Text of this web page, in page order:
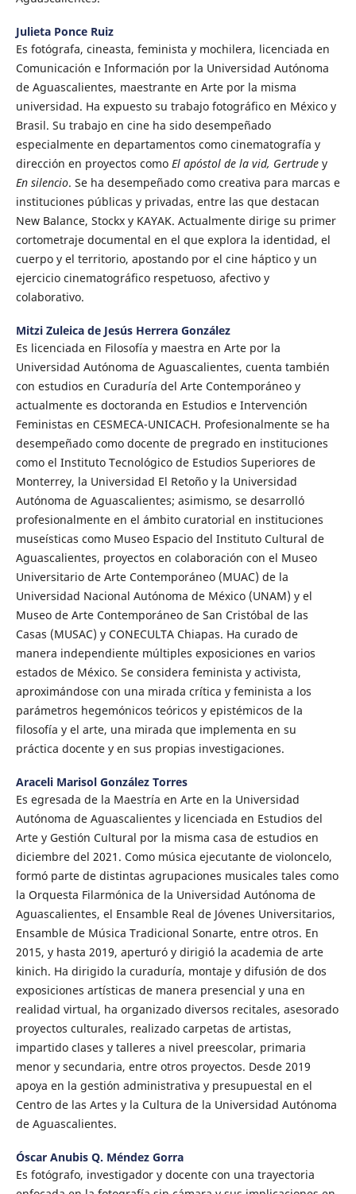
Julieta Ponce Ruiz
Es fotógrafa, cineasta, feminista y mochilera, licenciada en
Comunicación e Información por la Universidad Autónoma
de Aguascalientes, maestrante en Arte por la misma
universidad. Ha expuesto su trabajo fotográfico en México y
Brasil. Su trabajo en cine ha sido desempeñado
especialmente en departamentos como cinematografía y
dirección en proyectos como El apóstol de la vid, Gertrudey
En silencio. Se ha desempeñado como creativa para marcas e
instituciones públicas y privadas, entre las que destacan
New Balance, Stockx y KAYAK. Actualmente dirige su primer
cortometraje documental en el que explora la identidad, el
cuerpo y el territorio, apostando por el cine háptico y un
ejercicio cinematográfico respetuoso, afectivo y
colaborativo.
Mitzi Zuleica de Jesús Herrera González
Es licenciada en Filosofía y maestra en Arte por la
Universidad Autónoma de Aguascalientes, cuenta también
con estudios en Curaduría del Arte Contemporáneo y
actualmente es doctoranda en Estudios e Intervención
Feministas en CESMECA-UNICACH. Profesionalmente se ha
desempeñado como docente de pregrado en instituciones
como el Instituto Tecnológico de Estudios Superiores de
Monterrey, la Universidad El Retoño y la Universidad
Autónoma de Aguascalientes; asimismo, se desarrolló
profesionalmente en el ámbito curatorial en instituciones
museísticas como Museo Espacio del Instituto Cultural de
Aguascalientes, proyectos en colaboración con el Museo
Universitario de Arte Contemporáneo (MUAC) de la
Universidad Nacional Autónoma de México (UNAM) y el
Museo de Arte Contemporáneo de San Cristóbal de las
Casas (MUSAC) y CONECULTA Chiapas. Ha curado de
manera independiente múltiples exposiciones en varios
estados de México. Se considera feminista y activista,
aproximándose con una mirada crítica y feminista a los
parámetros hegemónicos teóricos y epistémicos de la
filosofía y el arte, una mirada que implementa en su
práctica docente y en sus propias investigaciones.
Araceli Marisol González Torres
Es egresada de la Maestría en Arte en la Universidad
Autónoma de Aguascalientes y licenciada en Estudios del
Arte y Gestión Cultural por la misma casa de estudios en
diciembre del 2021. Como música ejecutante de violoncelo,
formó parte de distintas agrupaciones musicales tales como
la Orquesta Filarmónica de la Universidad Autónoma de
Aguascalientes, el Ensamble Real de Jóvenes Universitarios,
Ensamble de Música Tradicional Sonarte, entre otros. En
2015, y hasta 2019, aperturó y dirigió la academia de arte
kinich. Ha dirigido la curaduría, montaje y difusión de dos
exposiciones artísticas de manera presencial y una en
realidad virtual, ha organizado diversos recitales, asesorado
proyectos culturales, realizado carpetas de artistas,
impartido clases y talleres a nivel preescolar, primaria
menor y secundaria, entre otros proyectos. Desde 2019
apoya en la gestión administrativa y presupuestal en el
Centro de las Artes y la Cultura de la Universidad Autónoma
de Aguascalientes.
Óscar Anubis Q. Méndez Gorra
Es fotógrafo, investigador y docente con una trayectoria